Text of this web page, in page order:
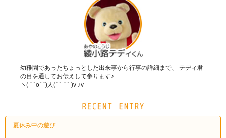
幼稚園であったちょっとした出来事から行事の詳細まで、 テディ君
の目を通してお伝えして参ります♪
ヽ( ⌒o⌒)人(⌒-⌒ )v ♪v
夏休み中の遊び